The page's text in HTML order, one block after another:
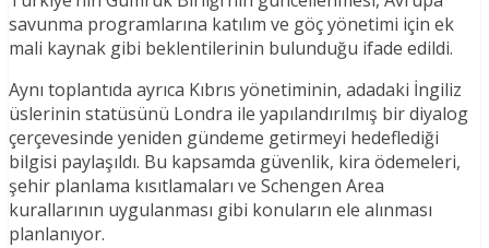
savunma programlarına katılım ve göç yönetimi için ek
mali kaynak gibi beklentilerinin bulunduğu ifade edildi.
Aynı toplantıda ayrıca Kıbrıs yönetiminin, adadaki İngiliz
üslerinin statüsünü Londra ile yapılandırılmış bir diyalog
çerçevesinde yeniden gündeme getirmeyi hedeflediği
bilgisi paylaşıldı. Bu kapsamda güvenlik, kira ödemeleri,
şehir planlama kısıtlamaları ve Schengen Area
kurallarının uygulanması gibi konuların ele alınması
planlanıyor.